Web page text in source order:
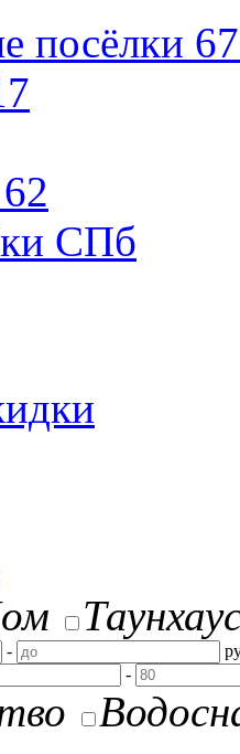
посёлки
62
СПб
-
-